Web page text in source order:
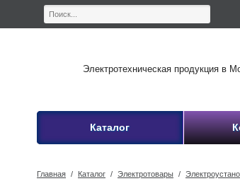
Электротехническая продукция в
Каталог
Главная / Каталог / Электротовары /